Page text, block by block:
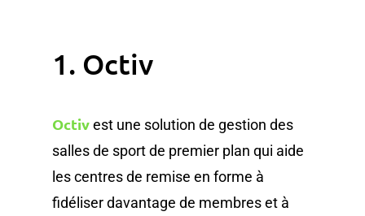
1. Octiv
Octivest une solution de gestion des
salles de sport de premier plan qui aide
les centres de remise en forme à
fidéliser davantage de membres et à